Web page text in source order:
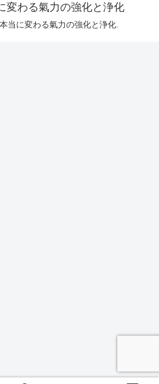
変わる氣力の強化と浄化
当に変わる氣力の強化と浄化.